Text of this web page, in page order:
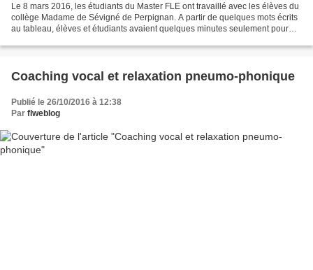
Le 8 mars 2016, les étudiants du Master FLE ont travaillé avec les élèves du
collège Madame de Sévigné de Perpignan. A partir de quelques mots écrits
au tableau, élèves et étudiants avaient quelques minutes seulement pour
Coaching vocal et relaxation pneumo-phonique
Publié le 26/10/2016 à 12:38
Par flweblog